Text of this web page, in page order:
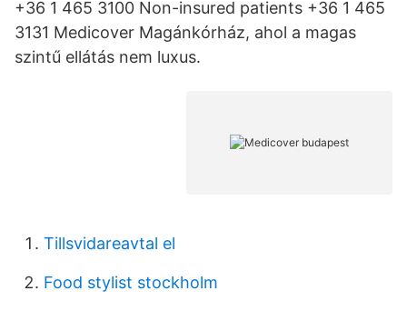
+36 1 465 3100 Non-insured patients +36 1 465
3131 Medicover Magánkórház, ahol a magas
szintű ellátás nem luxus.
Tillsvidareavtal el
Food stylist stockholm